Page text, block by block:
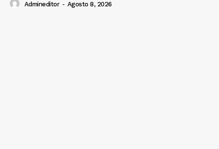
Admineditor - Agosto 8, 2026